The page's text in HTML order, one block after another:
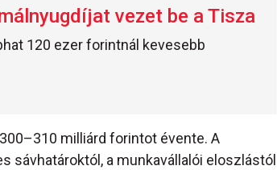
vezet be a Tisza
120 ezer forintnál kevesebb
milliárd forintot évente. A
a munkavállalói eloszlástól